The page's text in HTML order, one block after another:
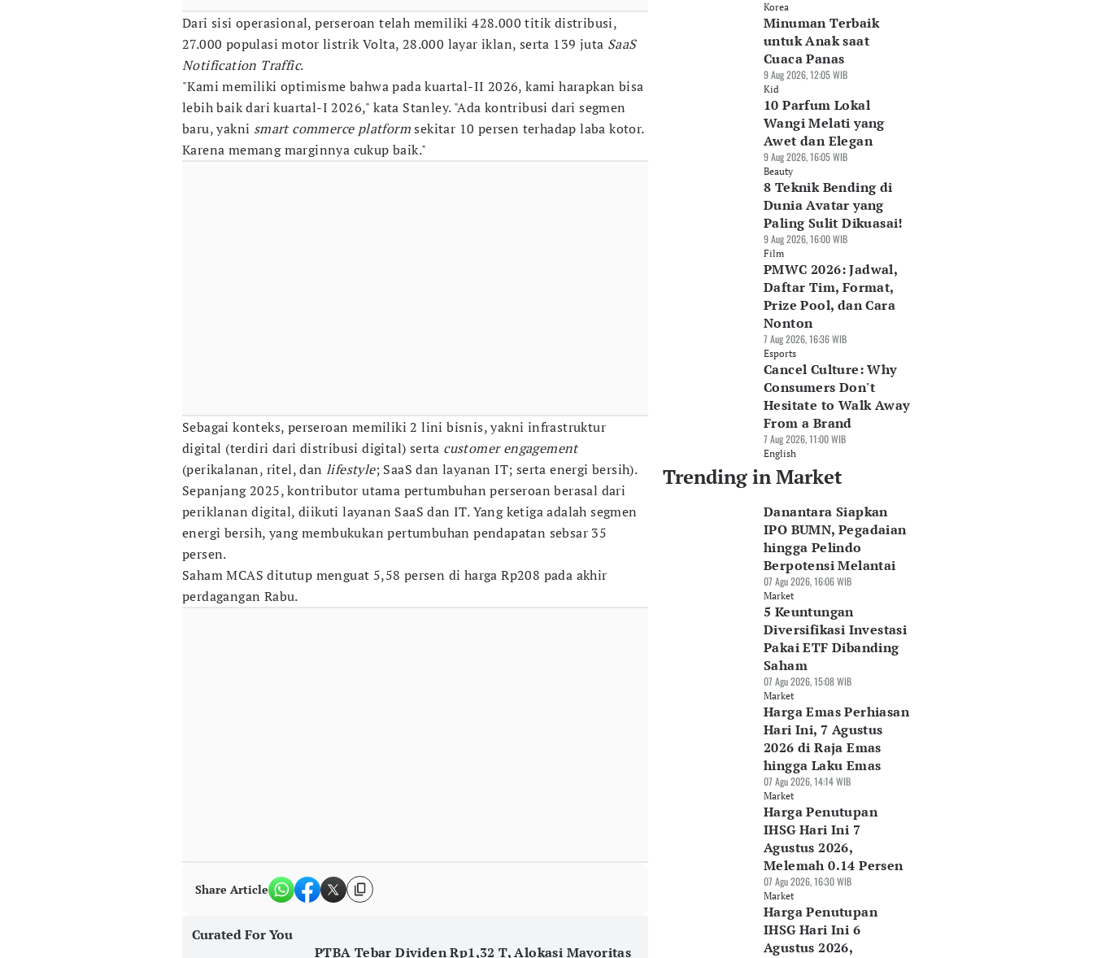
Dari sisi operasional, perseroan telah memiliki 428.000 titik distribusi,
27.000 populasi motor listrik Volta, 28.000 layar iklan, serta 139 juta SaaS
Notification Traffic.
"Kami memiliki optimisme bahwa pada kuartal-II 2026, kami harapkan bisa
lebih baik dari kuartal-I 2026," kata Stanley. "Ada kontribusi dari segmen
baru, yakni smart commerce platformsekitar 10 persen terhadap laba kotor.
Karena memang marginnya cukup baik."
Sebagai konteks, perseroan memiliki 2 lini bisnis, yakni infrastruktur
digital (terdiri dari distribusi digital) serta customer engagement
(perikalanan, ritel, dan lifestyle; SaaS dan layanan IT; serta energi bersih).
Sepanjang 2025, kontributor utama pertumbuhan perseroan berasal dari
periklanan digital, diikuti layanan SaaS dan IT. Yang ketiga adalah segmen
energi bersih, yang membukukan pertumbuhan pendapatan sebsar 35
persen.
Saham MCAS ditutup menguat 5,58 persen di harga Rp208 pada akhir
perdagangan Rabu.
Share Article
Curated For You
PTBA Tebar Dividen Rp1,32 T, Alokasi Mayoritas
Korea
Minuman Terbaik
untuk Anak saat
Cuaca Panas
9 Aug 2026, 12:05 WIB
Kid
10 Parfum Lokal
Wangi Melati yang
Awet dan Elegan
9 Aug 2026, 16:05 WIB
Beauty
8 Teknik Bending di
Dunia Avatar yang
Paling Sulit Dikuasai!
9 Aug 2026, 16:00 WIB
Film
PMWC 2026: Jadwal,
Daftar Tim, Format,
Prize Pool, dan Cara
Nonton
7 Aug 2026, 16:36 WIB
Esports
Cancel Culture: Why
Consumers Don't
Hesitate to Walk Away
From a Brand
7 Aug 2026, 11:00 WIB
English
Trending in Market
Danantara Siapkan
IPO BUMN, Pegadaian
hingga Pelindo
Berpotensi Melantai
07 Agu 2026, 16:06 WIB
Market
5 Keuntungan
Diversifikasi Investasi
Pakai ETF Dibanding
Saham
07 Agu 2026, 15:08 WIB
Market
Harga Emas Perhiasan
Hari Ini, 7 Agustus
2026 di Raja Emas
hingga Laku Emas
07 Agu 2026, 14:14 WIB
Market
Harga Penutupan
IHSG Hari Ini 7
Agustus 2026,
Melemah 0.14 Persen
07 Agu 2026, 16:30 WIB
Market
Harga Penutupan
IHSG Hari Ini 6
Agustus 2026,